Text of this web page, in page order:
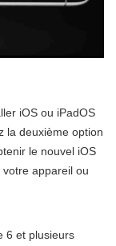
iOS ou iPadOS
la deuxième option
le nouvel iOS
votre appareil ou
6 et plusieurs